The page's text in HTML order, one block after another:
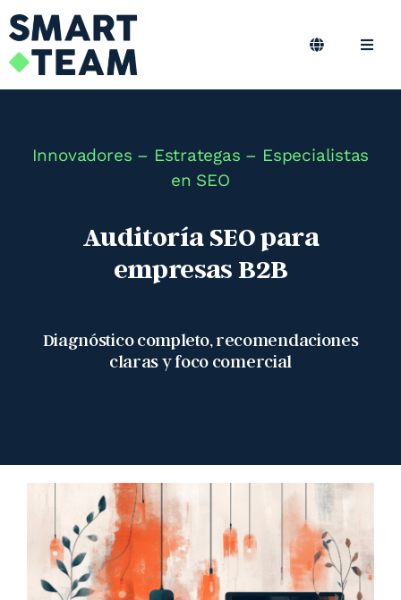
to
content
Toggle
ES
Marketing B2B
Marketing Outsourcing
Innovadores – Estrategas – Especialistas
en SEO
Auditoría SEO para
empresas B2B
Diagnóstico completo, recomendaciones
claras y foco comercial